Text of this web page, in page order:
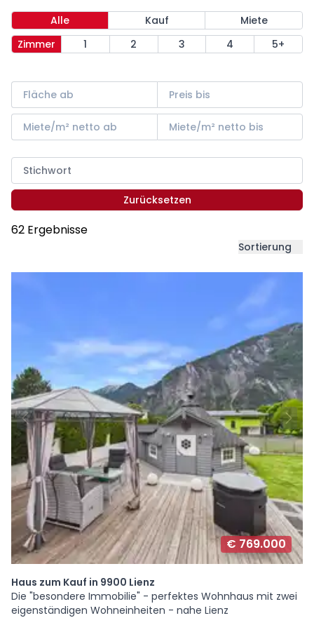
Alle Kauf
Miete
Zimmer
1 2 3 4 5+
Zurücksetzen
62 Ergebnisse
Sortierung
€ 769.000
Haus zum Kauf in 9900 Lienz
Die "besondere Immobilie" - perfektes Wohnhaus mit zwei
eigenständigen Wohneinheiten - nahe Lienz